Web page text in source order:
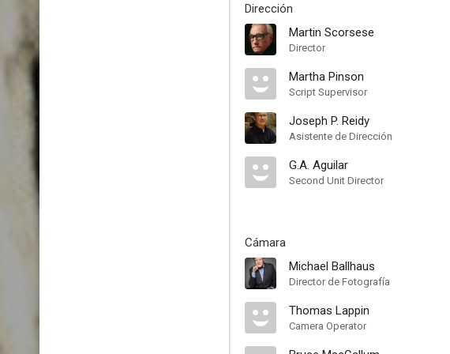
Dirección
Martin Scorsese
Director
Martha Pinson
Script Supervisor
Joseph P. Reidy
Asistente de Dirección
G.A. Aguilar
Second Unit Director
Cámara
Michael Ballhaus
Director de Fotografía
Thomas Lappin
Camera Operator